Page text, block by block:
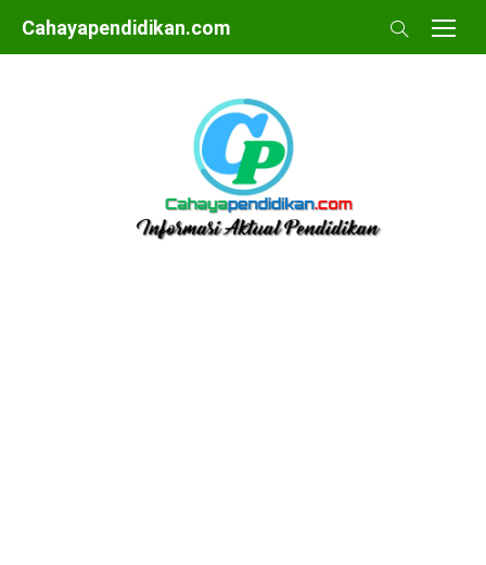
Skip
to
Cahayapendidikan.com